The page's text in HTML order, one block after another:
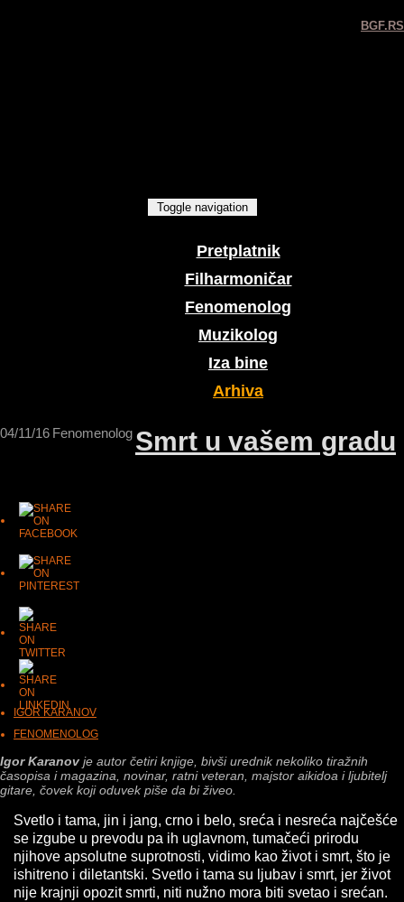
BGF.RS
Toggle navigation
Pretplatnik
Filharmoničar
Fenomenolog
Muzikolog
Iza bine
Arhiva
04/11/16 Fenomenolog Smrt u vašem gradu
IGOR KARANOV
FENOMENOLOG
Igor Karanovje autor četiri knjige, bivši uredniknekoliko tiražnih
časopisa i magazina, novinar, ratni veteran, majstor aikidoa i ljubitelj
gitare, čovek koji oduvek piše da bi živeo.
Svetlo i tama, jin i jang, crno i belo, sreća i nesreća najčešće
se izgube u prevodu pa ih uglavnom, tumačeći prirodu
njihove apsolutne suprotnosti, vidimo kao život i smrt, što je
ishitreno i diletantski. Svetlo i tama su ljubav i smrt, jer život
nije krajnji opozit smrti, niti nužno mora biti svetao i srećan.